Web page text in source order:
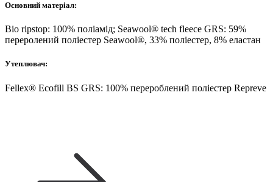
Основний матеріал:
Bio ripstop: 100% поліамід; Seawool® tech fleece GRS: 59%
переролений поліестер Seawool®, 33% поліестер, 8% еластан
Утеплювач:
Fellex® Ecofill BS GRS: 100% перероблений поліестер Repreve